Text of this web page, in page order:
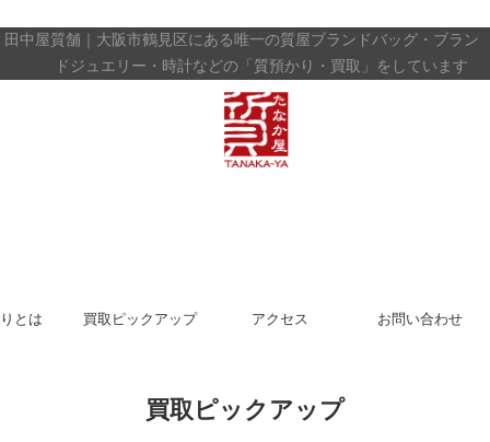
田中屋質舗｜大阪市鶴見区にある唯一の質屋ブランドバッグ・ブラン
ドジュエリー・時計などの「質預かり・買取」をしています
とは 買取ピックアップ アクセス お問い合わせ
買取ピックアップ